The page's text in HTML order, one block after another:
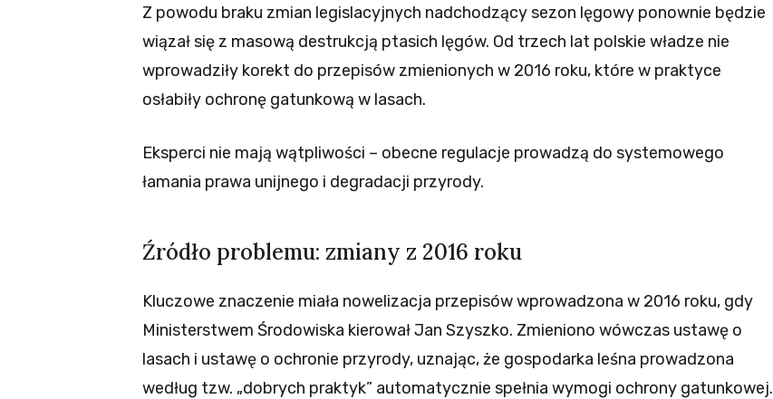
Z powodu braku zmian legislacyjnych nadchodzący sezon lęgowy ponownie będzie
wiązał się z masową destrukcją ptasich lęgów. Od trzech lat polskie władze nie
wprowadziły korekt do przepisów zmienionych w 2016 roku, które w praktyce
osłabiły ochronę gatunkową w lasach.
Eksperci nie mają wątpliwości – obecne regulacje prowadzą do systemowego
łamania prawa unijnego i degradacji przyrody.
Źródło problemu: zmiany z 2016 roku
Kluczowe znaczenie miała nowelizacja przepisów wprowadzona w 2016 roku, gdy
Ministerstwem Środowiska kierował Jan Szyszko. Zmieniono wówczas ustawę o
lasach i ustawę o ochronie przyrody, uznając, że gospodarka leśna prowadzona
według tzw. „dobrych praktyk” automatycznie spełnia wymogi ochrony gatunkowej.